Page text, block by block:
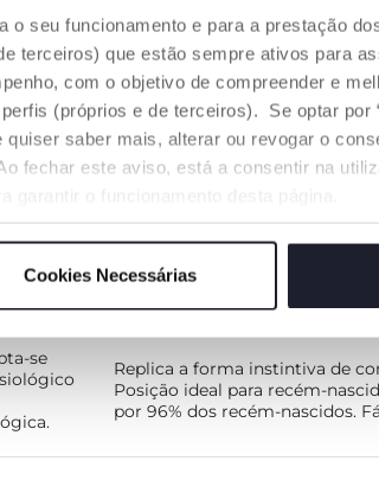
o seu funcionamento e para a prestação
terceiros) que estão sempre ativos para
com o objetivo de compreender e
(próprios e de terceiros). Se optar por
saber mais, alterar ou revogar o
fechar este aviso, está a consentir na
Cookies NecessáriasBIBERÃO NATURAL
se
Replica a forma instintiva de
Posição ideal para recém-
por 96% dos recém-nascidos.